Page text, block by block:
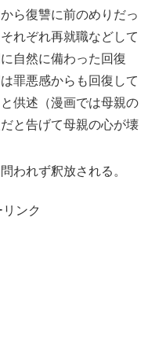
ら復讐に前のめりだっ
れぞれ再就職などして
自然に備わった回復
罪悪感からも回復して
供述（漫画では母親の
と告げて母親の心が壊
われず釈放される。
ンク